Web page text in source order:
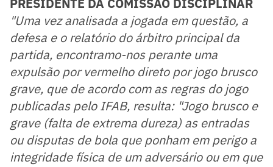
"Uma vez analisada a jogada em questão, a
defesa e o relatório do árbitro principal da
partida, encontramo-nos perante uma
expulsão por vermelho direto por jogo brusco
grave, que de acordo com as regras do jogo
publicadas pelo IFAB, resulta: "Jogo brusco e
grave (falta de extrema dureza) as entradas
ou disputas de bola que ponham em perigo a
integridade física de um adversário ou em que